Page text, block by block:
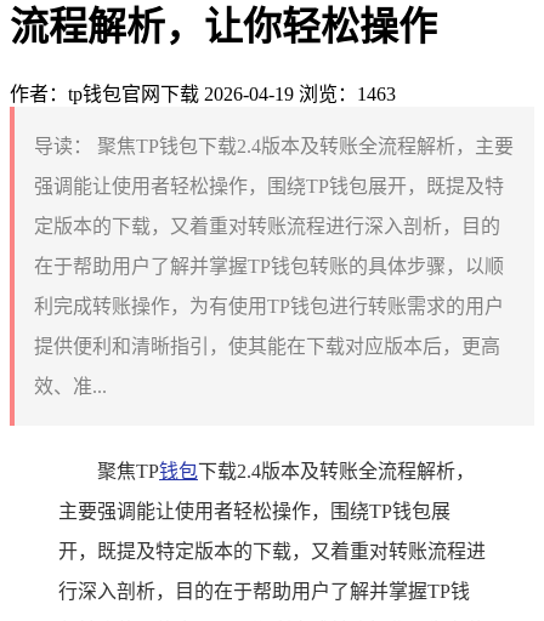
流程解析，让你轻松操作
作者：tp钱包官网下载 2026-04-19 浏览：1463
导读：
聚焦TP钱包下载2.4版本及转账全流程解析，主要
强调能让使用者轻松操作，围绕TP钱包展开，既提及特
定版本的下载，又着重对转账流程进行深入剖析，目的
在于帮助用户了解并掌握TP钱包转账的具体步骤，以顺
利完成转账操作，为有使用TP钱包进行转账需求的用户
提供便利和清晰指引，使其能在下载对应版本后，更高
效、准...
聚焦TP钱包下载2.4版本及转账全流程解析，
主要强调能让使用者轻松操作，围绕TP钱包展
开，既提及特定版本的下载，又着重对转账流程进
行深入剖析，目的在于帮助用户了解并掌握TP钱